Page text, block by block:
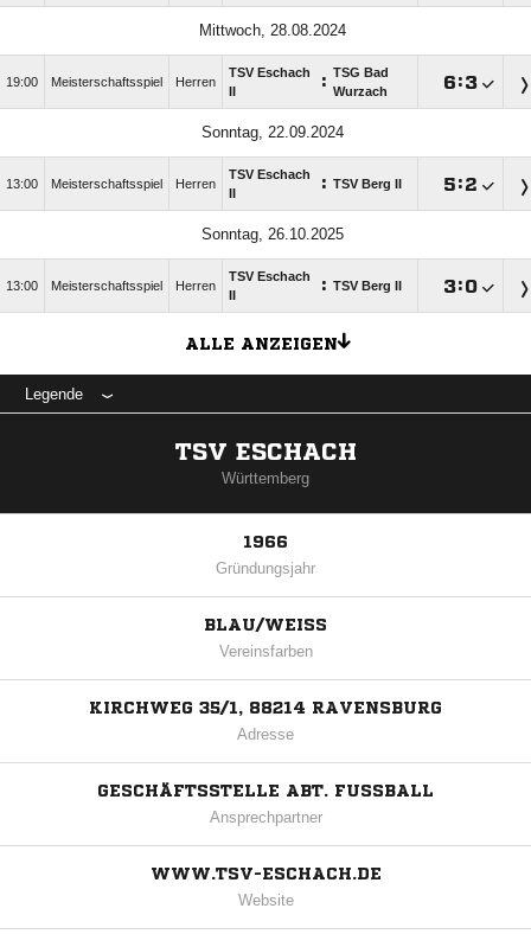
Mittwoch, 28.08.2024
19:00 Meisterschaftsspiel Herren
TSV Eschach
: TSG Bad
Wurzach
:
Sonntag, 22.09.2024
13:00 Meisterschaftsspiel Herren
TSV Eschach
: TSV Berg II :
Sonntag, 26.10.2025
13:00 Meisterschaftsspiel Herren
TSV Eschach
: TSV Berg II :
ALLE ANZEIGEN
Legende
TSV ESCHACH
Württemberg
1966
Gründungsjahr
BLAU/WEISS
Vereinsfarben
KIRCHWEG 35/1, 88214 RAVENSBURG
Adresse
GESCHÄFTSSTELLE ABT. FUSSBALL
Ansprechpartner
WWW.TSV-ESCHACH.DE
Website